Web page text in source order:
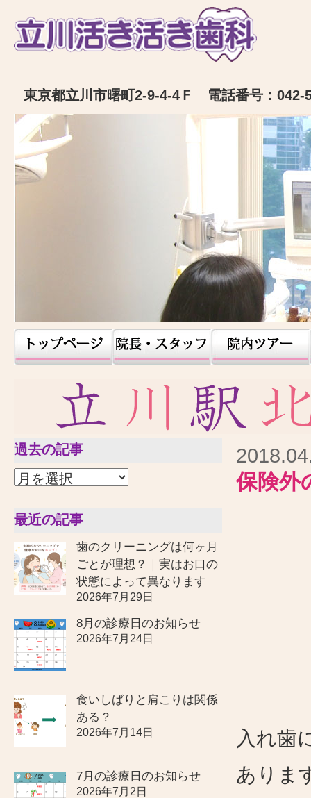
東京都立川市曙町2-9-4-4Ｆ 電話番号：042-
過去の記事
最近の記事
歯のクリーニングは何ヶ月
ごとが理想？｜実はお口の
状態によって異なります
2026年7月29日
8月の診療日のお知らせ
2026年7月24日
食いしばりと肩こりは関係
ある？
2026年7月14日
7月の診療日のお知らせ
2026年7月2日
保険外
入れ歯
ありま